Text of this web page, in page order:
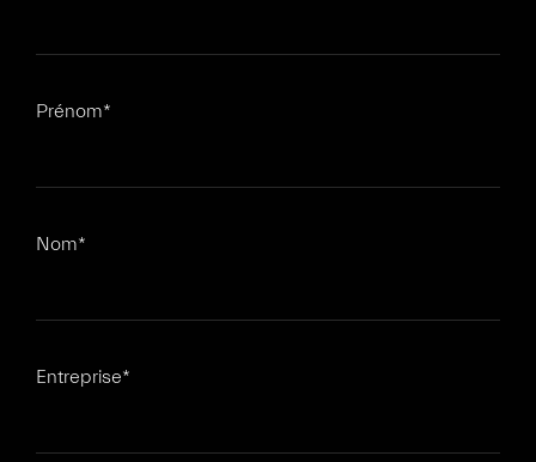
Prénom*
Nom*
Entreprise*